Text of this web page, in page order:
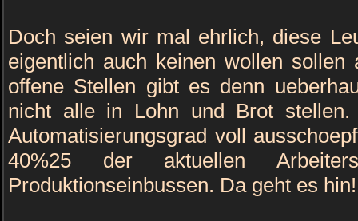
Doch seien wir mal ehrlich, diese
eigentlich auch keinen wollen
offene Stellen gibt es denn
nicht alle in Lohn und Brot
Automatisierungsgrad voll
40%25 der aktuellen
Produktionseinbussen. Da geht es hin!